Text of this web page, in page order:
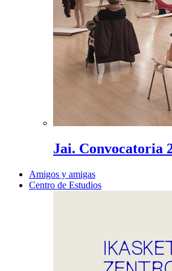
Jai. Convocatoria
Amigos y amigas
Centro de Estudios